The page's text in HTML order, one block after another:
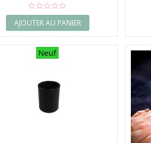
AJOUTER AU PANIER
Neuf